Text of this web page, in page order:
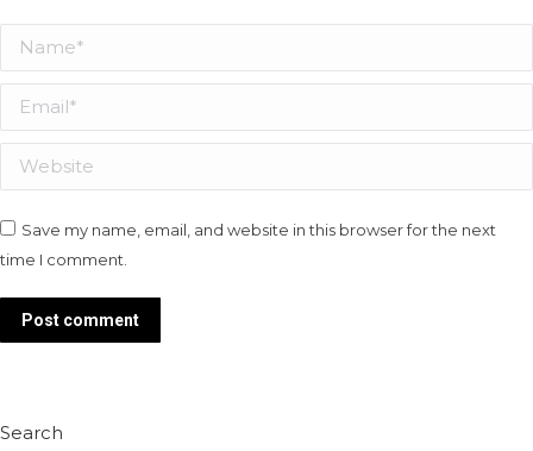
Name *
Email *
Website
Save my name, email, and website in this browser for the next
time I comment.
Post comment
Search